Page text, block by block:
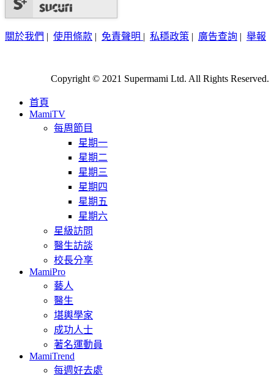
關於我們 | 使用條款 | 免責聲明 | 私穩政策 | 廣告查詢 | 舉報
Copyright © 2021 Supermami Ltd. All Rights Reserved.
首頁
MamiTV
每周節目
星期一
星期二
星期三
星期四
星期五
星期六
星級訪問
醫生訪談
校長分享
MamiPro
藝人
醫生
堪輿學家
成功人士
著名運動員
MamiTrend
每週好去處